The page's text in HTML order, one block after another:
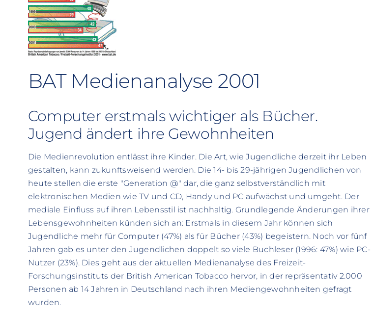
BAT Medienanalyse 2001
Computer erstmals wichtiger als Bücher.
Jugend ändert ihre Gewohnheiten
Die Medienrevolution entlässt ihre Kinder. Die Art, wie Jugendliche derzeit ihr Leben
gestalten, kann zukunftsweisend werden. Die 14- bis 29-jährigen Jugendlichen von
heute stellen die erste "Generation @" dar, die ganz selbstverständlich mit
elektronischen Medien wie TV und CD, Handy und PC aufwächst und umgeht. Der
mediale Einfluss auf ihren Lebensstil ist nachhaltig. Grundlegende Änderungen ihrer
Lebensgewohnheiten künden sich an: Erstmals in diesem Jahr können sich
Jugendliche mehr für Computer (47%) als für Bücher (43%) begeistern. Noch vor fünf
Jahren gab es unter den Jugendlichen doppelt so viele Buchleser (1996: 47%) wie PC-
Nutzer (23%). Dies geht aus der aktuellen Medienanalyse des Freizeit-
Forschungsinstituts der British American Tobacco hervor, in der repräsentativ 2.000
Personen ab 14 Jahren in Deutschland nach ihren Mediengewohnheiten gefragt
wurden.